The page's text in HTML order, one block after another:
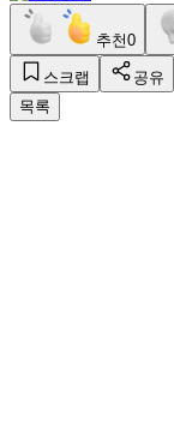
추천0
스크랩 공유
목록